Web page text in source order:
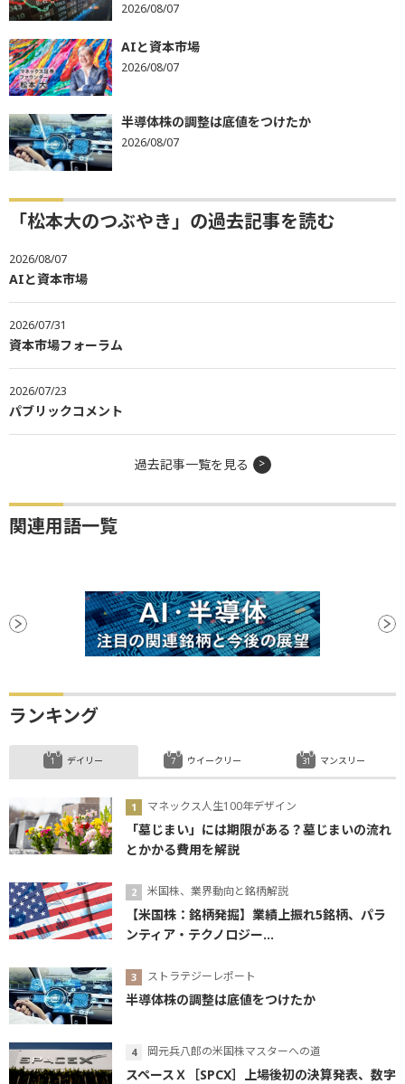
2026/08/07
AIと資本市場
2026/08/07
半導体株の調整は底値をつけたか
2026/08/07
「松本大のつぶやき」の過去記事を読む
2026/08/07
AIと資本市場
2026/07/31
資本市場フォーラム
2026/07/23
パブリックコメント
過去記事一覧を見る
関連用語一覧
ランキング
デイリー
マネックス人生100年デザイン
「墓じまい」には期限がある？墓じまいの流れ
とかかる費用を解説
米国株、業界動向と銘柄解説
【米国株：銘柄発掘】業績上振れ5銘柄、パラ
ンティア・テクノロジー...
ストラテジーレポート
半導体株の調整は底値をつけたか
岡元兵八郎の米国株マスターへの道
スペースＸ［SPCX］上場後初の決算発表、数字
ウイークリー マンスリー